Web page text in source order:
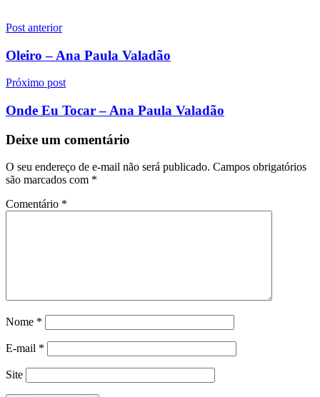
Navegação
de
Post anterior
Oleiro – Ana Paula Valadão
Próximo post
Onde Eu Tocar – Ana Paula Valadão
Deixe um comentário
O seu endereço de e-mail não será publicado. Campos obrigatórios
são marcados com *
Comentário *
Nome *
E-mail *
Site